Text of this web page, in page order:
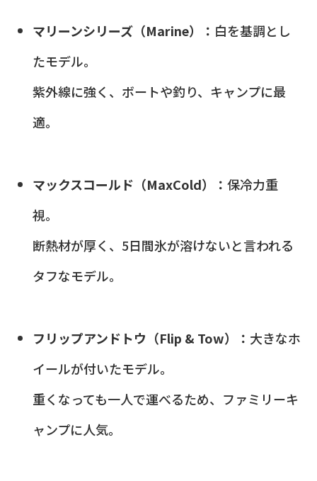
マリーンシリーズ（Marine）： 白を基調とし
たモデル。
紫外線に強く、ボートや釣り、キャンプに最
適。
マックスコールド（MaxCold）： 保冷力重
視。
断熱材が厚く、5日間氷が溶けないと言われる
タフなモデル。
フリップアンドトウ（Flip & Tow）： 大きなホ
イールが付いたモデル。
重くなっても一人で運べるため、ファミリーキ
ャンプに人気。